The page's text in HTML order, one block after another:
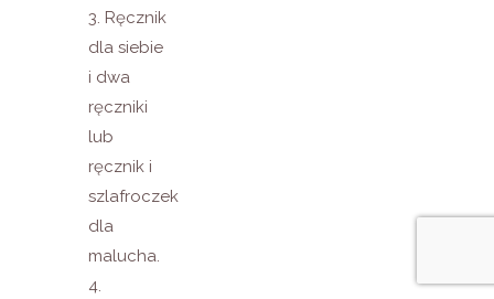
3. Ręcznik
dla siebie
i dwa
ręczniki
lub
ręcznik i
szlafroczek
dla
malucha.
4.